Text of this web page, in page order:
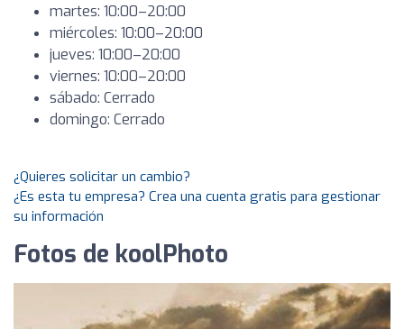
martes: 10:00–20:00
miércoles: 10:00–20:00
jueves: 10:00–20:00
viernes: 10:00–20:00
sábado: Cerrado
domingo: Cerrado
¿Quieres solicitar un cambio?
¿Es esta tu empresa? Crea una cuenta gratis para gestionar
su información
Fotos de koolPhoto